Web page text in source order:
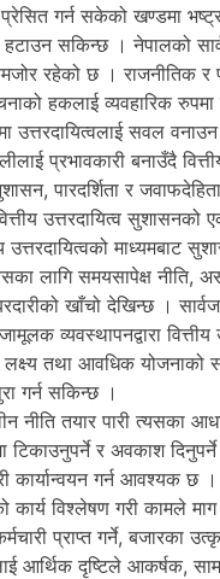
गर्न सकेको खण्डमा
सकिन्छ । नेपालको
रहेको छ । राजनीतिक र
हकलाई व्यवहारिक रुपमा
उत्तरदायित्वलाई सवल
प्रभावकारी बनाउँदै
पारदर्शिता र
उत्तरदायित्व सुशासनको
उत्तरदायित्वको माध्यमबाट
लागि समयसापेक्ष नीति,
खाँचो देखिन्छ ।
व्यवस्थापनद्वारा वित्तीय
लक्ष्य तथा आवधिक योजनाको
गर्न सकिन्छ ।
नीति तयार पारी त्यसका
र अवकाश दिनुपर्ने
कार्यान्वयन गर्न आवश्यक छ
विश्लेषण गरी कामले
प्राप्त गर्ने, बजारका
आर्थिक दृष्टिले आकर्षक,